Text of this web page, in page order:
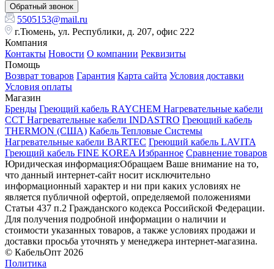
Обратный звонок
5505153@mail.ru
г.Тюмень, ул. Республики, д. 207, офис 222
Компания
Контакты Новости О компании Реквизиты
Помощь
Возврат товаров Гарантия Карта сайта Условия доставки
Условия оплаты
Магазин
Бренды Греющий кабель RAYCHEM Нагревательные кабели
ССТ Нагревательные кабели INDASTRO Греющий кабель
THERMON (США) Кабель Тепловые Системы
Нагревательные кабели BARTEC Греющий кабель LAVITA
Греющий кабель FINE KOREA Избранное Сравнение товаров
Юридическая информация:Обращаем Ваше внимание на то,
что данный интернет-сайт носит исключительно
информационный характер и ни при каких условиях не
является публичной офертой, определяемой положениями
Статьи 437 п.2 Гражданского кодекса Российской Федерации.
Для получения подробной информации о наличии и
стоимости указанных товаров, а также условиях продажи и
доставки просьба уточнять у менеджера интернет-магазина.
© КабельОпт 2026
Политика